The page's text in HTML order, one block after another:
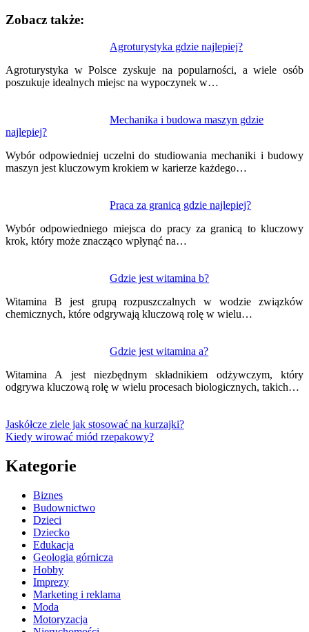
Zobacz także:
Agroturystyka gdzie najlepiej?
Agroturystyka w Polsce zyskuje na popularności, a wiele osób
poszukuje idealnych miejsc na wypoczynek w…
Mechanika i budowa maszyn gdzie
najlepiej?
Wybór odpowiedniej uczelni do studiowania mechaniki i budowy
maszyn jest kluczowym krokiem w karierze każdego…
Praca za granicą gdzie najlepiej?
Wybór odpowiedniego miejsca do pracy za granicą to kluczowy
krok, który może znacząco wpłynąć na…
Gdzie jest witamina b?
Witamina B jest grupą rozpuszczalnych w wodzie związków
chemicznych, które odgrywają kluczową rolę w wielu…
Gdzie jest witamina a?
Witamina A jest niezbędnym składnikiem odżywczym, który
odgrywa kluczową rolę w wielu procesach biologicznych, takich…
wpisu
Jaskółcze ziele jak stosować na kurzajki?
Kiedy wirować miód rzepakowy?
Kategorie
Biznes
Budownictwo
Dzieci
Dziecko
Edukacja
Geologia górnicza
Hobby
Imprezy
Marketing i reklama
Moda
Motoryzacja